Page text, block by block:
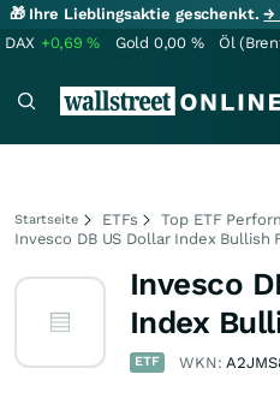
🎁 Ihre Lieblingsaktie geschenkt.→
DAX +0,69% Gold 0,00 % Öl
Startseite ETFs
Top ETF
Invesco DB US Dollar Index Bullish
Invesco
Index
ETF WKN: